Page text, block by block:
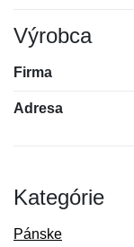
Výrobca
Firma
Adresa
Kategórie
Pánske